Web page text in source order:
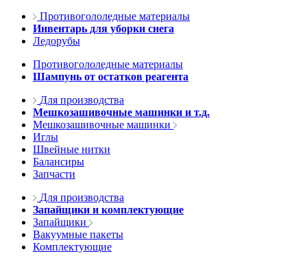
Противогололедные материалы
Инвентарь для уборки снега
Ледорубы
Противогололедные материалы
Шампунь от остатков реагента
Для производства
Мешкозашивочные машинки и т.д.
Мешкозашивочные машинки
Иглы
Швейные нитки
Балансиры
Запчасти
Для производства
Запайщики и комплектующие
Запайщики
Вакуумные пакеты
Комплектующие